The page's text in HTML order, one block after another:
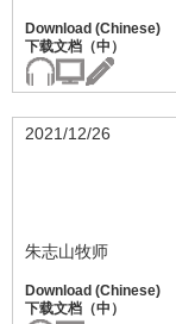
2021/12/26
朱志山牧师